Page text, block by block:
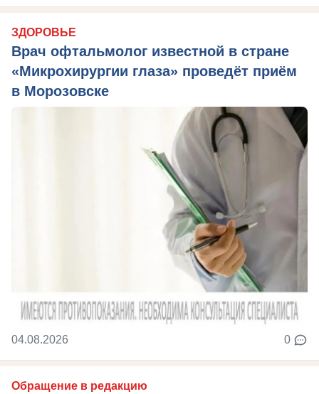
ЗДОРОВЬЕ
Врач офтальмолог известной в стране
«Микрохирургии глаза» проведёт приём
в Морозовске
04.08.2026 0
Обращение в редакцию